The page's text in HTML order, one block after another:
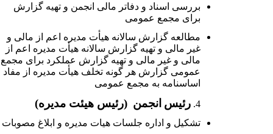
بررسی اسناد و دفاتر مالی انجمن و تهیه گزارش
برای مجمع عمومی
مطالعه گزارش سالانه هیأت مدیره اعم از مالی و
غیر مالی و تهیه گزارش سالانه هیأت مدیره اعم از
مالی و غیر مالی و تهیه گزارش عملکرد برای مجمع
عمومی گزارش هر گونه تخلف هیأت مدیره از مفاد
اساسنامه به مجمع عمومی
رئیس انجمن(رئیس هیئت مدیره)
تشکیل و اداره جلسات هیات مدیره و ابلاغ مصوبات